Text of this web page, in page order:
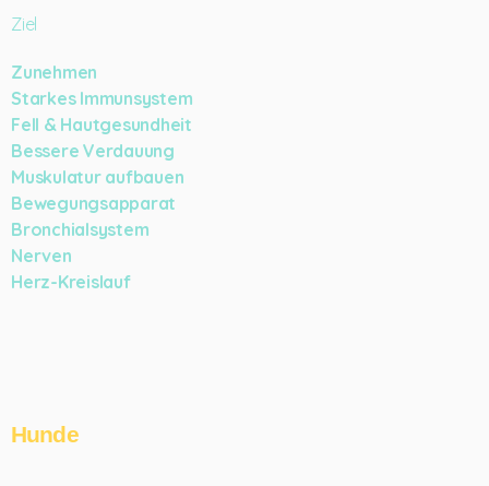
Ziel
Zunehmen
Starkes Immunsystem
Fell & Hautgesundheit
Bessere Verdauung
Muskulatur aufbauen
Bewegungsapparat
Bronchialsystem
Nerven
Herz-Kreislauf
Hunde